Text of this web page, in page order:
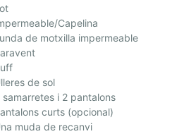
Capelina
de motxilla impermeable
de sol
samarretes i 2 pantalons
curts (opcional)
muda de recanvi